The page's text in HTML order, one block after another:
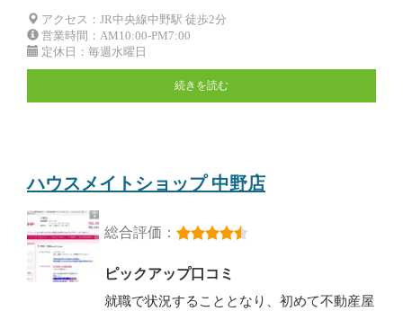
アクセス：JR中央線中野駅 徒歩2分
営業時間：AM10:00-PM7:00
定休日：毎週水曜日
続きを読む
ハウスメイトショップ 中野店
総合評価：
ピックアップ口コミ
就職で状況することとなり、初めて不動産屋